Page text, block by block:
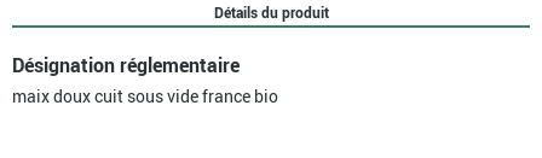
France
bio
Détails du produit
Désignation réglementaire
maix doux cuit sous vide france bio